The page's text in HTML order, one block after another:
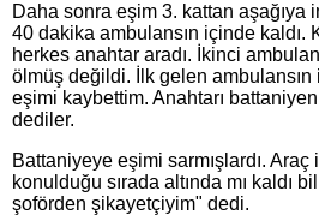
Daha sonra eşim 3. kattan aşağıya
40 dakika ambulansın içinde kaldı.
herkes anahtar aradı. İkinci
ölmüş değildi. İlk gelen
eşimi kaybettim. Anahtarı
dediler.
Battaniyeye eşimi sarmışlardı.
konulduğu sırada altında mı kaldı
şoförden şikayetçiyim" dedi.